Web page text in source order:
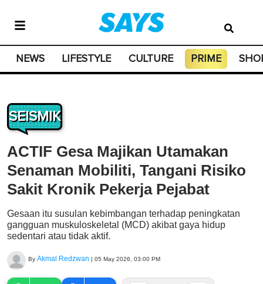
NEWS LIFESTYLE CULTURE PRIME
SEISMIK
ACTIF Gesa Majikan Utamakan
Senaman Mobiliti, Tangani Risiko
Sakit Kronik Pekerja Pejabat
Gesaan itu susulan kebimbangan terhadap peningkatan
gangguan muskuloskeletal (MCD) akibat gaya hidup
sedentari atau tidak aktif.
By Akmal Redzwan | 05 May 2026, 03:00 PM